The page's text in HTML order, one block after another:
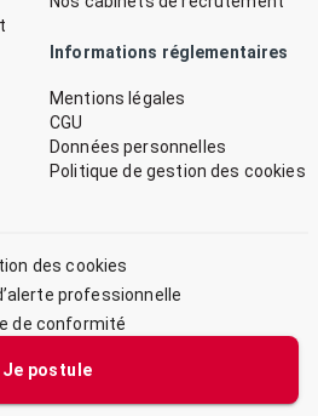
Je postule
Informations réglementaires
Mentions légales
CGU
Données personnelles
Politique de gestion des cookies
des cookies
professionnelle
de conformité
© 2026 CRIT